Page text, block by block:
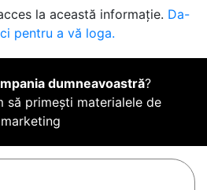
la această informație. Da-
pentru a vă loga.
dumneavoastră?
să primești materialele de
marketing